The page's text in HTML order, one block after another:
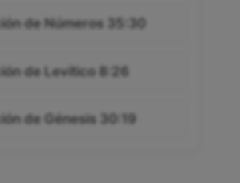
de Números 35:30
de Levítico 8:26
de Génesis 30:19